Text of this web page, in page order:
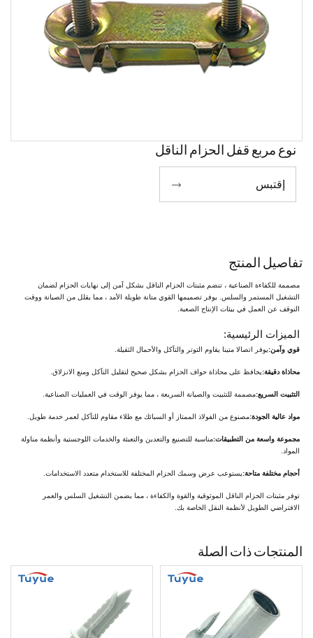
نوع مربع قفل الحزام الناقل
إقتبس 
تفاصيل المنتج
مصممة للكفاءة الصناعية ، تنضم مثبتات الحزام الناقل بشكل آمن إلى نهايات الحزام لضمان
التشغيل المستمر والسلس. يوفر تصميمها القوي متانة طويلة الأمد ، مما يقلل من الصيانة ووقت
التوقف عن العمل في بيئات الإنتاج الصعبة.
الميزات الرئيسية:
قوي وآمن:يوفر اتصالا متينا يقاوم التوتر والتآكل والأحمال الثقيلة.
محاذاة دقيقة:يحافظ على محاذاة حواف الحزام بشكل صحيح لتقليل التآكل ومنع الانزلاق.
التثبيت السريع:مصممة للتثبيت والصيانة السريعة ، مما يوفر الوقت في العمليات الصناعية.
مواد عالية الجودة:مصنوع من الفولاذ الممتاز أو السبائك مع طلاء مقاوم للتآكل لعمر خدمة طويل.
مجموعة واسعة من التطبيقات:مناسبة للتصنيع والتعدين والتعبئة والخدمات اللوجستية وأنظمة مناولة
المواد.
أحجام مختلفة متاحة:يستوعب عرض وسمك الحزام المختلفة للاستخدام متعدد الاستخدامات.
توفر مثبتات الحزام الناقل الموثوقية والقوة والكفاءة ، مما يضمن التشغيل السلس والعمر
الافتراضي الطويل لأنظمة النقل الخاصة بك.
المنتجات ذات الصلة